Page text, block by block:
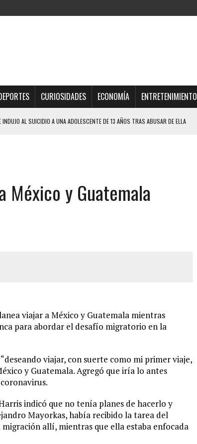
CURIOSIDADES ECONOMÍA ENTRETENIMIENTO
AL SUICIDIO A UNA ADOLESCENTE DE 13 AÑOS TRAS ABUSAR DE ELLA
CASA SE INUNDABA
CON MÁS DE 20 PERSONAS ADENTRO
VENEZOLANA EN REUNIÓN CON AMIGOS
México y Guatemala
viajar a México y Guatemala mientras
para abordar el desafío migratorio en la
viajar, con suerte como mi primer viaje,
y Guatemala. Agregó que iría lo antes
indicó que no tenía planes de hacerlo y
Mayorkas, había recibido la tarea del
allí, mientras que ella estaba enfocada